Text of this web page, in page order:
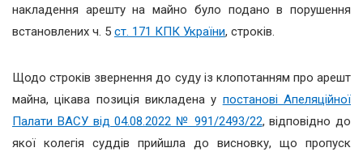
накладення арешту на майно було подано в порушення
встановлених ч. 5 ст. 171 КПК України, строків.
Щодо строків звернення до суду із клопотанням про арешт
майна, цікава позиція викладена у постанові Апеляційної
Палати ВАСУ від 04.08.2022 № 991/2493/22, відповідно до
якої колегія суддів прийшла до висновку, що пропуск